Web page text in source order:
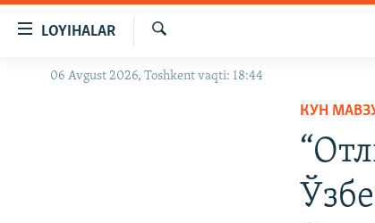
Бош
LOYIHALAR
OZODLIK SURISHTIRUVLARI
Излаш
06 Avgust 2026, Toshkent vaqti: 18:44
КУН